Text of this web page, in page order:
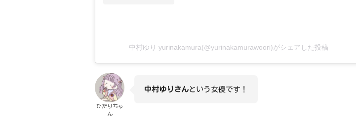
中村ゆり yurinakamura(@yurinakamurawoori)がシェアした投稿
ひだりちゃ
ん
中村ゆりさんという女優です！